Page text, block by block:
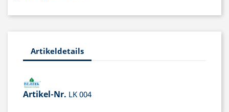
Artikeldetails
Artikel-Nr. LK 004